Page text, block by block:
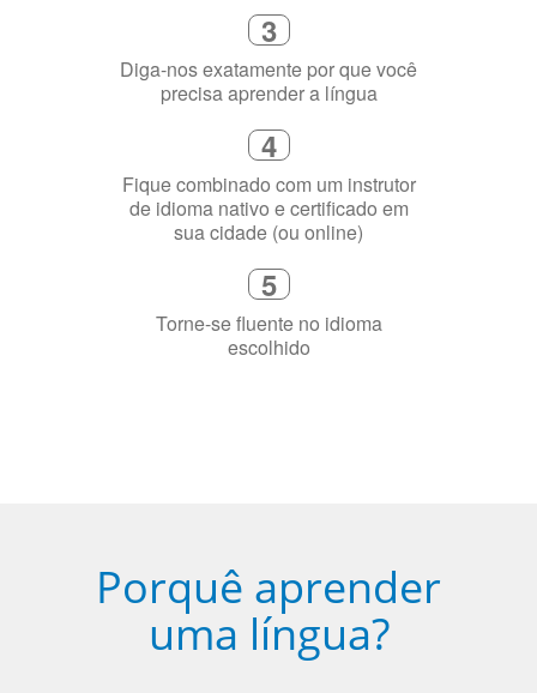
3
Diga-nos exatamente por que você
4
Fique combinado com um instrutor
de idioma nativo e certificado em
5
Torne-se fluente no idioma
Porquê aprender
uma língua?